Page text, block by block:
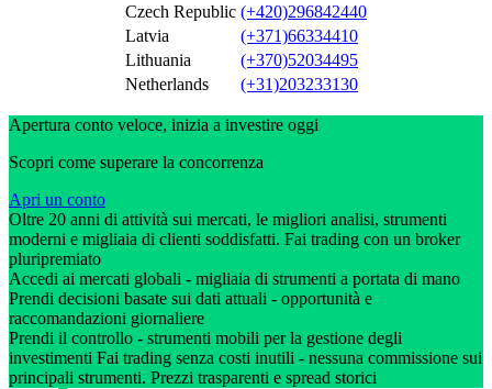
Czech Republic (+420)296842440
Latvia
(+371)66334410
Lithuania
(+370)52034495
Netherlands
(+31)203233130
Apertura conto veloce, inizia a investire oggi
Scopri come superare la concorrenza
Apri un conto
Oltre 20 anni di attività sui mercati, le migliori analisi, strumenti
moderni e migliaia di clienti soddisfatti. Fai trading con un broker
pluripremiato
Accedi ai mercati globali - migliaia di strumenti a portata di mano
Prendi decisioni basate sui dati attuali - opportunità e
raccomandazioni giornaliere
Prendi il controllo - strumenti mobili per la gestione degli
investimenti Fai trading senza costi inutili - nessuna commissione sui
principali strumenti. Prezzi trasparenti e spread storici